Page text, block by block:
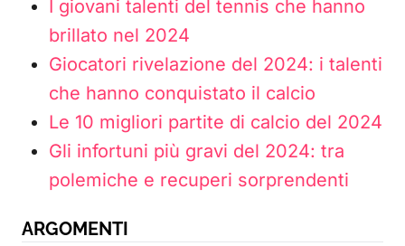
I giovani talenti del tennis che hanno
brillato nel 2024
Giocatori rivelazione del 2024: i talenti
che hanno conquistato il calcio
Le 10 migliori partite di calcio del 2024
Gli infortuni più gravi del 2024: tra
polemiche e recuperi sorprendenti
ARGOMENTI